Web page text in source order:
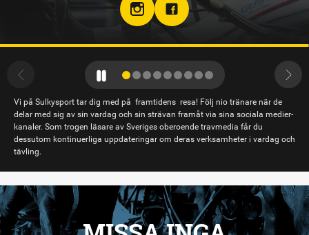
Vi på Sulkysport tar dig med på framtidens resa! Följ nio tränare när de
delar med sig av sin vardag och sin strävan framåt via sina sociala medier-
kanaler. Som trogen läsare av Sveriges oberoende travmedia får du
dessutom kontinuerliga uppdateringar om deras verksamheter i vardag och
tävling.